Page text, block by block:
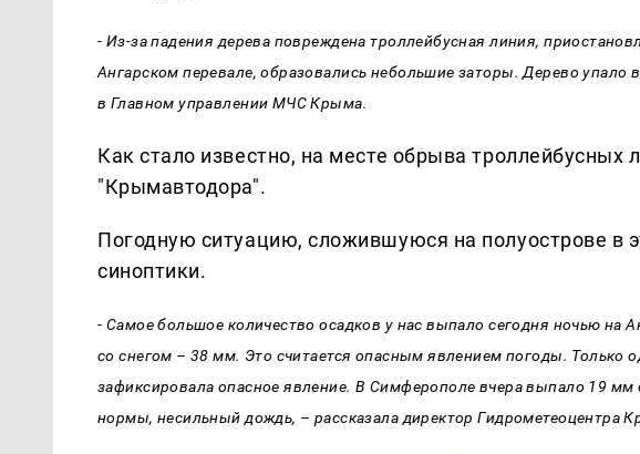
- Из-за падения дерева повреждена троллейбусная линия,
Ангарском перевале, образовались небольшие заторы. Дерево упало
в Главном управлении МЧС Крыма.
Как стало известно, на месте обрыва троллейбусных
"Крымавтодора".
Погодную ситуацию, сложившуюся на полуострове в
синоптики.
- Самое большое количество осадков у нас выпало сегодня ночью на
со снегом – 38 мм. Это считается опасным явлением погоды. Только
зафиксировала опасное явление. В Симферополе вчера выпало 19 мм
нормы, несильный дождь, – рассказала директор Гидрометеоцентра